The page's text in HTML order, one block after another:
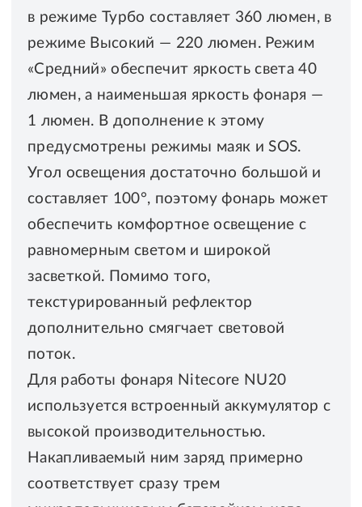
в режиме Турбо составляет 360 люмен, в
режиме Высокий — 220 люмен. Режим
«Средний» обеспечит яркость света 40
люмен, а наименьшая яркость фонаря —
1 люмен. В дополнение к этому
предусмотрены режимы маяк и SOS.
Угол освещения достаточно большой и
составляет 100°, поэтому фонарь может
обеспечить комфортное освещение с
равномерным светом и широкой
засветкой. Помимо того,
текстурированный рефлектор
дополнительно смягчает световой
поток.
Для работы фонаря Nitecore NU20
используется встроенный аккумулятор с
высокой производительностью.
Накапливаемый ним заряд примерно
соответствует сразу трем